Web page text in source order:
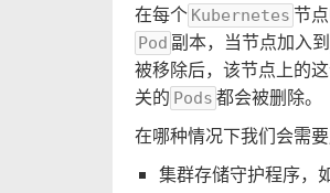
在每个 Kubernetes 节
Pod 副本，当节点加入到
被移除后，该节点上的
关的 Pods 都会被删除。
在哪种情况下我们会需
集群存储守护程序，